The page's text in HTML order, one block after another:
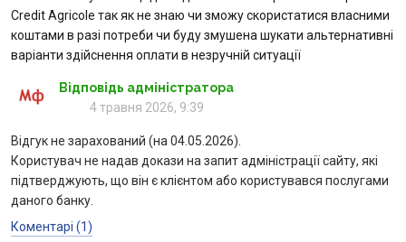
Credit Agricole так як не знаю чи зможу скористатися власними
коштами в разі потреби чи буду змушена шукати альтернативні
варіанти здійснення оплати в незручній ситуації
Відповідь адміністратора
4 травня 2026, 9:39
Відгук не зарахований (на 04.05.2026).
Користувач не надав докази на запит адміністрації сайту, які
підтверджують, що він є клієнтом або користувався послугами
даного банку.
Коментарі (1)